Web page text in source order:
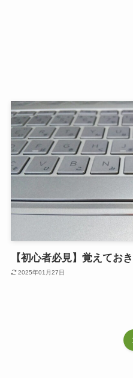
【初心者必見】覚えてお
2025年01月27日